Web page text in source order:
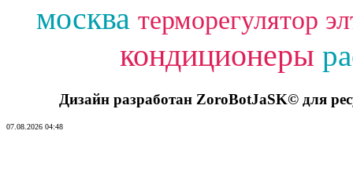
москва терморегулятор
кондиционеры
Дизайн разработан ZoroBotJaSK© для
07.08.2026 04:48